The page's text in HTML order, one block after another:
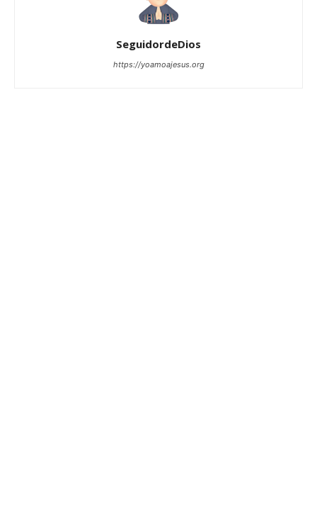
SeguidordeDios
https://yoamoajesus.org